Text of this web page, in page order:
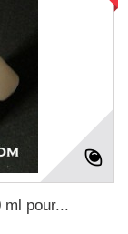
ml pour...